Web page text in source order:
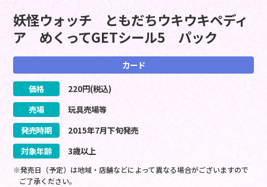
妖怪ウォッチ ともだちウキウキペディ
ア めくってGETシール5 パック
カード
価格 220円(税込)
売場
玩具売場等
発売時期
2015年7月下旬発売
対象年齢
3歳以上
※発売日（予定）は地域・店舗などによって異なる場合がございますので
ご了承ください。